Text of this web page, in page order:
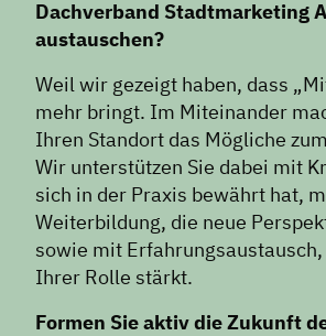
Dachverband Stadtmarketing
austauschen?
Weil wir gezeigt haben, dass
mehr bringt. Im Miteinander
Ihren Standort das Mögliche
Wir unterstützen Sie dabei mit
sich in der Praxis bewährt hat,
Weiterbildung, die neue
sowie mit Erfahrungsaustausch,
Ihrer Rolle stärkt.
Formen Sie aktiv die Zukunft